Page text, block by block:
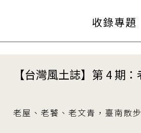
收錄專題
【台灣風土誌】第 4 期
老屋、老饕、老文青，臺南散